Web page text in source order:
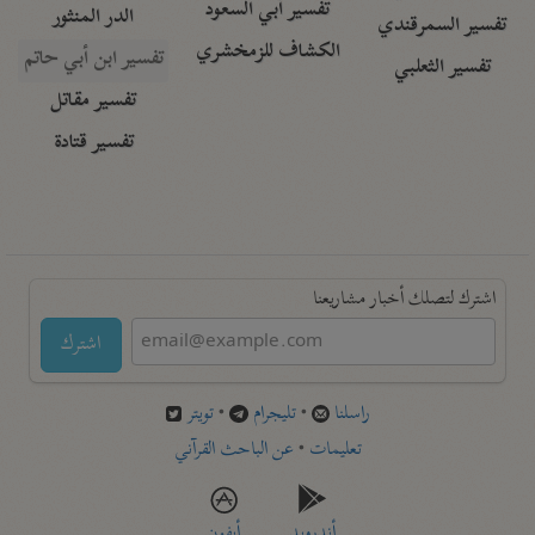
تفسير السمرقندي
تفسير الثعلبي
تفسير أبي السعود
الكشاف للزمخشري
الدر المنثور
تفسير ابن أبي حاتم
تفسير مقاتل
تفسير قتادة
اشترك لتصلك أخبار مشاريعنا
اشترك
راسلنا •تليجرام •تويتر
تعليمات •عن الباحث القرآني